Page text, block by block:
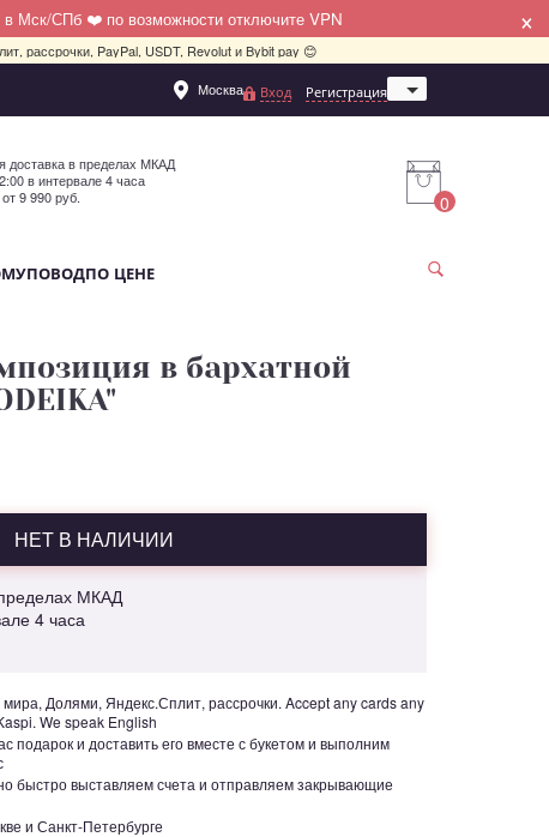
в Мск/СПб ❤️ по возможности отключите VPN ×
рассрочки, PayPal, USDT, Revolut и Bybit pay 😊
Москва
Санкт-Петербург
Вход Регистрация
доставка в пределах МКАД
в интервале 4 часа
9 990 руб.
0
ПОВОДПО ЦЕНЕ
в бархатной
НЕТ В НАЛИЧИИ
МКАД
4 часа
Долями, Яндекс.Сплит, рассрочки. Accept any cards any
We speak English
подарок и доставить его вместе с букетом и выполним
быстро выставляем счета и отправляем закрывающие
и Санкт-Петербурге